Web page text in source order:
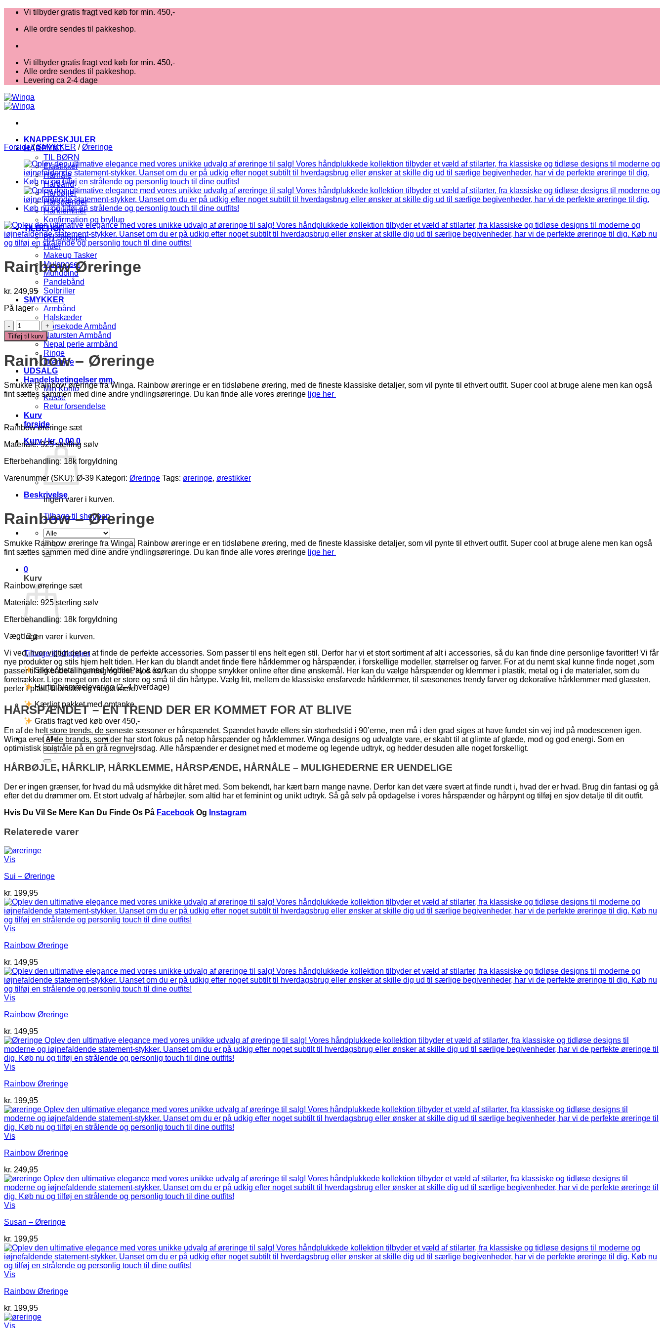
Fortsæt
indhold
Vi tilbyder gratis fragt ved køb for min. 450,-
Alle ordre sendes til pakkeshop.
Vi tilbyder gratis fragt ved køb for min. 450,-
Alle ordre sendes til pakkeshop.
Levering ca 2-4 dage
KNAPPESKJULER
HÅRPYNT
TIL BØRN
Elastikker
Hårnåle
Hårbånd
Hårbøjler
Hårspænder
Hårklemmer
Konfirmation og bryllup
TILBEHØR
BH Stropper
Huer
Makeup Tasker
Muleposer
Mundbind
Pandebånd
Solbriller
SMYKKER
Armbånd
Halskæder
Morsekode Armbånd
Natursten Armbånd
Nepal perle armbånd
Ringe
Øreringe
UDSALG
Handelsbetingelser mm.
Min Konto
Kasse
Retur forsendelse
Kurv
forside
Kurv /kr.0,00 0
Ingen varer i kurven.
Tilbage til shoppen
Søg
efter:
0
Kurv
Ingen varer i kurven.
Tilbage til shoppen
Sikker betaling med MobilePay & kort
Hurtig hjemmelevering (2–4 hverdage)
Kærligt pakket med omtanke
Gratis fragt ved køb over 450,-
Søg
efter:
Forside / SMYKKER / Øreringe
Rainbow Øreringe
kr. 249,95
På lager
Rainbow
Øreringe
antal
Tilføj til kurv
Rainbow – Øreringe
Smukke Rainbow øreringe fra Winga. Rainbow øreringe er en tidsløbene ørering, med de fineste klassiske detaljer, som vil pynte til ethvert outfit. Super cool at bruge alene men kan også
fint sættes sammen med dine andre yndlingsøreringe. Du kan finde alle vores øreringe lige her
Rainbow øreringe sæt
Materiale: 925 sterling sølv
Efterbehandling: 18k forgyldning
Varenummer (SKU):Ø-39 Kategori: Øreringe Tags: øreringe, ørestikker
Beskrivelse
Rainbow – Øreringe
Smukke Rainbow øreringe fra Winga. Rainbow øreringe er en tidsløbene ørering, med de fineste klassiske detaljer, som vil pynte til ethvert outfit. Super cool at bruge alene men kan også
fint sættes sammen med dine andre yndlingsøreringe. Du kan finde alle vores øreringe lige her
Rainbow øreringe sæt
Materiale: 925 sterling sølv
Efterbehandling: 18k forgyldning
Vægt: 2 g
Vi ved, hvor vigtigt det er at finde de perfekte accessories. Som passer til ens helt egen stil. Derfor har vi et stort sortiment af alt i accessories, så du kan finde dine personlige favoritter! Vi får
nye produkter og stils hjem helt tiden. Her kan du blandt andet finde flere hårklemmer og hårspænder, i forskellige modeller, størrelser og farver. For at du nemt skal kunne finde noget ,som
passer til dig både til hverdag og fest. Hos os, kan du shoppe smykker online efter dine ønskemål. Her kan du vælge hårspænder og klemmer i plastik, metal og i de materialer, som du
foretrækker. Lige meget om det er store og små til din hårtype. Vælg frit, mellem de klassiske ensfarvede hårklemmer, til sæsonenes trendy farver og dekorative hårklemmer med glassten,
perler i plast, blomster og meget mere.
HÅRSPÆNDET – EN TREND DER ER KOMMET FOR AT BLIVE
En af de helt store trends, de seneste sæsoner er hårspændet. Spændet havde ellers sin storhedstid i 90’erne, men må i den grad siges at have fundet sin vej ind på modescenen igen.
Winga er et af de brands, som der har stort fokus på netop hårspænder og hårklemmer. Winga designs og udvalgte vare, er skabt til at glimte af glæde, mod og god energi. Som en
optimistisk solstråle på en grå regnvejrsdag. Alle hårspænder er designet med et moderne og legende udtryk, og hedder desuden alle noget forskelligt.
HÅRBØJLE, HÅRKLIP, HÅRKLEMME, HÅRSPÆNDE, HÅRNÅLE – MULIGHEDERNE ER UENDELIGE
Der er ingen grænser, for hvad du må udsmykke dit håret med. Som bekendt, har kært barn mange navne. Derfor kan det være svært at finde rundt i, hvad der er hvad. Brug din fantasi og gå
efter det du drømmer om. Et stort udvalg af hårbøjler, som altid har et feminint og unikt udtryk. Så gå selv på opdagelse i vores hårspænder og hårpynt og tilføj en sjov detalje til dit outfit.
Hvis Du Vil Se Mere Kan Du Finde Os På Facebook Og Instagram
Relaterede varer
Vis
Sui – Øreringe
kr. 199,95
Vis
Rainbow Øreringe
kr. 149,95
Vis
Rainbow Øreringe
kr. 149,95
Vis
Rainbow Øreringe
kr. 199,95
Vis
Rainbow Øreringe
kr. 249,95
Vis
Susan – Øreringe
kr. 199,95
Vis
Rainbow Øreringe
kr. 199,95
Vis